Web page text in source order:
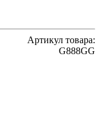
Артикул товара:
G888GG